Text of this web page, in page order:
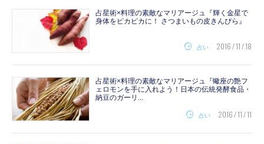
占星術×料理の素敵なマリアージュ『輝く金星で
身体をピカピカに！ さつまいもの皮きんぴら』
占い 2016 / 11 / 18
占星術×料理の素敵なマリアージュ『蠍座の艶フ
ェロモンを手に入れよう！日本の伝統発酵食品・
納豆のガーリ...
占い 2016 / 11 / 11